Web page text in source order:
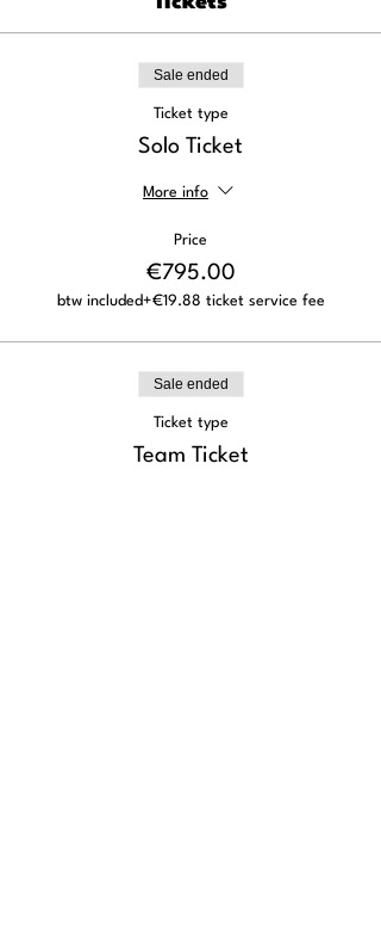
Sale ended
Ticket type
Solo Ticket
More info
Price
€795.00
btw included+€19.88 ticket service fee
Sale ended
Ticket type
Team Ticket